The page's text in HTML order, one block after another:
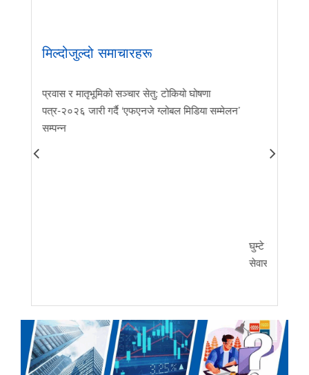
मिल्दोजुल्दो समाचारहरू
प्रवास र मातृभूमिको सञ्चार सेतु: टोकियो घोषणा
पत्र-२०२६ जारी गर्दै ‘एफएनजे ग्लोबल मिडिया सम्मेलन’
सम्पन्न